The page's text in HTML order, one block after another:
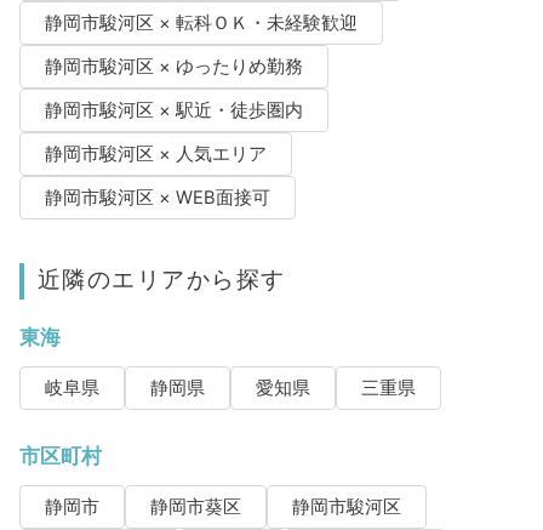
静岡市駿河区 × 転科ＯＫ・未経験歓迎
静岡市駿河区 × ゆったりめ勤務
静岡市駿河区 × 駅近・徒歩圏内
静岡市駿河区 × 人気エリア
静岡市駿河区 × WEB面接可
近隣のエリアから探す
東海
岐阜県 静岡県 愛知県 三重県
市区町村
静岡市 静岡市葵区
静岡市駿河区